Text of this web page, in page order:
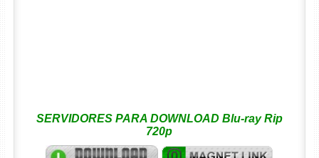
SERVIDORES PARA DOWNLOAD Blu-ray Rip
720p